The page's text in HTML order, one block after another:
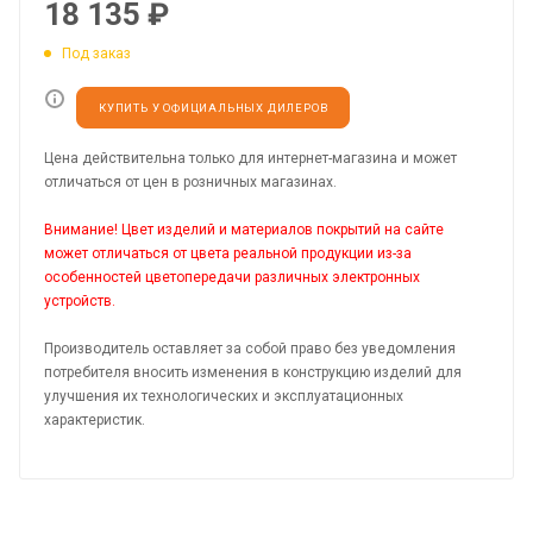
18 135 ₽
Под заказ
КУПИТЬ У ОФИЦИАЛЬНЫХ ДИЛЕРОВ
Цена действительна только для интернет-магазина и может
отличаться от цен в розничных магазинах.
Внимание! Цвет изделий и материалов покрытий на сайте
может отличаться от цвета реальной продукции из-за
особенностей цветопередачи различных электронных
устройств.
Производитель оставляет за собой право без уведомления
потребителя вносить изменения в конструкцию изделий для
улучшения их технологических и эксплуатационных
характеристик.